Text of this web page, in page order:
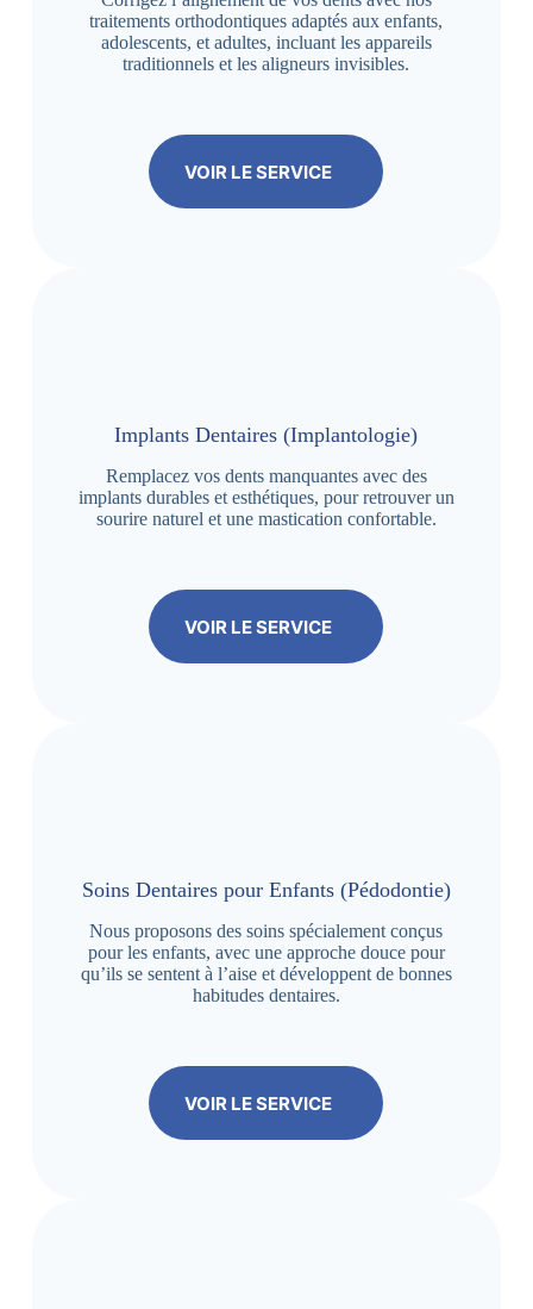
traitements orthodontiques adaptés aux enfants,
adolescents, et adultes, incluant les appareils
traditionnels et les aligneurs invisibles.
VOIR LE SERVICE
Implants Dentaires (Implantologie)
Remplacez vos dents manquantes avec des
implants durables et esthétiques, pour retrouver un
sourire naturel et une mastication confortable.
VOIR LE SERVICE
Soins Dentaires pour Enfants (Pédodontie)
Nous proposons des soins spécialement conçus
pour les enfants, avec une approche douce pour
qu’ils se sentent à l’aise et développent de bonnes
habitudes dentaires.
VOIR LE SERVICE